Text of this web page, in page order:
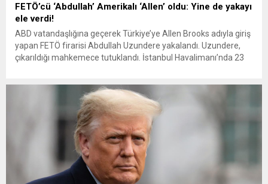
FETÖ’cü ‘Abdullah’ Amerikalı ‘Allen’ oldu: Yine de yakayı
ele verdi!
ABD vatandaşlığına geçerek Türkiye’ye Allen Brooks adıyla giriş
yapan FETÖ firarisi Abdullah Uzundere yakalandı. Uzundere,
çıkarıldığı mahkemece tutuklandı. İstanbul Havalimanı’nda 23
hareketler sergiledi. Brooks’un tedirgin hallerini fark eden polis,
şüpheliyi parmak izi bölümüne götürdü....